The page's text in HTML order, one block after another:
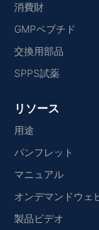
消費財
GMPペプチド
交換用部品
SPPS試薬
リソース
用途
パンフレット
マニュアル
オンデマンドウェ
製品ビデオ